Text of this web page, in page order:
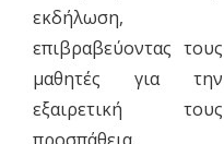
εκδήλωση,
επιβραβεύοντας τους
μαθητές για την
εξαιρετική τους